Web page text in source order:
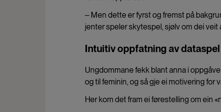
‒ Men dette er fyrst og fremst på
jenter speler skytespel, sjølv om dei
Intuitiv oppfatning av
Ungdommane fekk blant anna i
og til feminin, og så gje ei motivering for
Her kom det fram ei førestelling om ein